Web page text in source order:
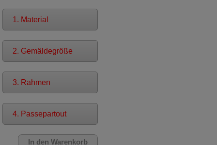
1. Material
2. Gemäldegröße
3. Rahmen
4. Passepartout